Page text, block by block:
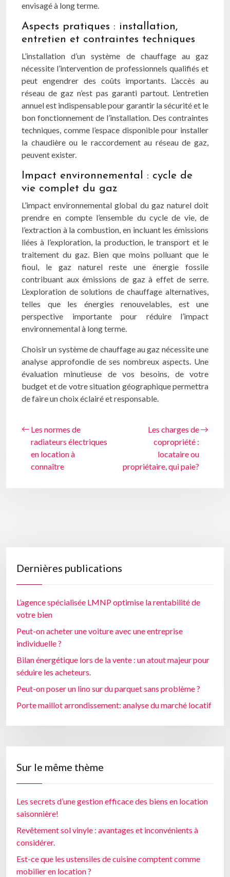
envisagé à long terme.
Aspects pratiques : installation,
entretien et contraintes techniques
L’installation d’un système de chauffage au gaz
nécessite l’intervention de professionnels qualifiés et
peut engendrer des coûts importants. L’accès au
réseau de gaz n’est pas garanti partout. L’entretien
annuel est indispensable pour garantir la sécurité et le
bon fonctionnement de l’installation. Des contraintes
techniques, comme l’espace disponible pour installer
la chaudière ou le raccordement au réseau de gaz,
peuvent exister.
Impact environnemental : cycle de
vie complet du gaz
L’impact environnemental global du gaz naturel doit
prendre en compte l’ensemble du cycle de vie, de
l’extraction à la combustion, en incluant les émissions
liées à l’exploration, la production, le transport et le
traitement du gaz. Bien que moins polluant que le
fioul, le gaz naturel reste une énergie fossile
contribuant aux émissions de gaz à effet de serre.
L’exploration de solutions de chauffage alternatives,
telles que les énergies renouvelables, est une
perspective importante pour réduire l’impact
environnemental à long terme.
Choisir un système de chauffage au gaz nécessite une
analyse approfondie de ses nombreux aspects. Une
évaluation minutieuse de vos besoins, de votre
budget et de votre situation géographique permettra
de faire un choix éclairé et responsable.
Les normes de
radiateurs électriques
en location à
connaître
Les charges de
copropriété :
locataire ou
propriétaire, qui paie?
Dernières publications
L’agence spécialisée LMNP optimise la rentabilité de
votre bien
Peut-on acheter une voiture avec une entreprise
individuelle ?
Bilan énergétique lors de la vente : un atout majeur pour
séduire les acheteurs.
Peut-on poser un lino sur du parquet sans problème ?
Porte maillot arrondissement: analyse du marché locatif
Sur le même thème
Les secrets d’une gestion efficace des biens en location
saisonnière!
Revêtement sol vinyle : avantages et inconvénients à
considérer.
Est-ce que les ustensiles de cuisine comptent comme
mobilier en location ?